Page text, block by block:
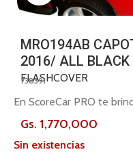
MRO194AB
2016/ ALL BLACK
FLASHCOVER
738391
En ScoreCar PRO te
Gs. 1,770,000
Sin existencias